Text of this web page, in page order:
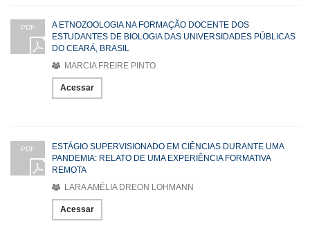
PDF
A ETNOZOOLOGIA NA FORMAÇÃO DOCENTE DOS
ESTUDANTES DE BIOLOGIA DAS UNIVERSIDADES PÚBLICAS
DO CEARÁ, BRASIL
MARCIA FREIRE PINTO
Acessar
PDF
ESTÁGIO SUPERVISIONADO EM CIÊNCIAS DURANTE UMA
PANDEMIA: RELATO DE UMA EXPERIÊNCIA FORMATIVA
REMOTA
LARA AMÉLIA DREON LOHMANN
Acessar